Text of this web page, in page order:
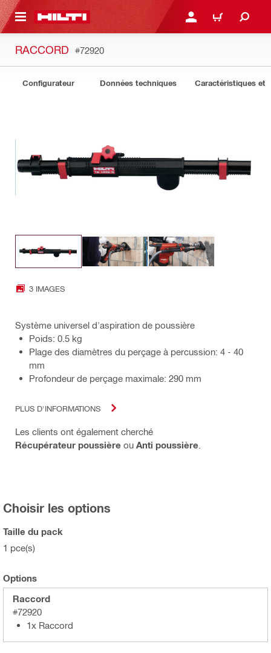
CONTENT CONNEXION OU
PANIER
RACCORD #72920
Configurateur Données techniques Caractéristiques et
3 IMAGES
Système universel d'aspiration de poussière
Poids: 0.5 kg
Plage des diamètres du perçage à percussion: 4 - 40
mm
Profondeur de perçage maximale: 290 mm
PLUS D'INFORMATIONS
Les clients ont également cherché
Récupérateur poussière ou Anti poussière
Choisir les options
Taille du pack
1 pce(s)
Options
Raccord
#72920
1x Raccord